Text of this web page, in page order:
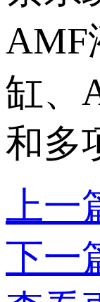
AMF
缸、
和多
上
下一